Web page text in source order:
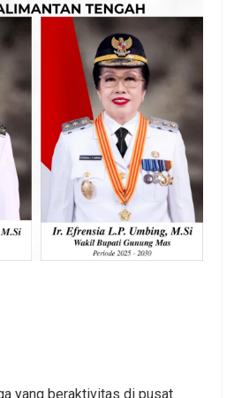
yang beraktivitas di pusat